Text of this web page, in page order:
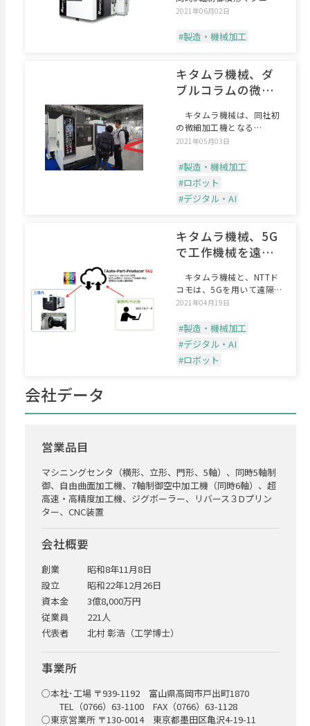
グセンタの新製品「SU
2021年06月02日
#製造・機械加工
キタムラ機械、ダ
ブルコラムの微細
キタムラ機械は、同社初
の微細加工機となる
「Mycenter-SUPER
2021年05月03日
#製造・機械加工
#ロボット
#デジタル・AI
キタムラ機械、5G
で工作機械を遠隔
キタムラ機械と、NTTド
コモは、5Gを用いて遠隔か
ら工作機械の自動運転
2021年04月19日
#製造・機械加工
#デジタル・AI
#ロボット
会社データ
営業品目
マシニングセンタ（横形、立形、門形、5軸）、同時5軸制
御、自由曲面加工機、7軸制御空中加工機（同時6軸）、超
高速・高精度加工機、ジグボーラー、リバース３Dプリン
ター、CNC装置
会社概要
創業
昭和8年11月8日
設立
昭和22年12月26日
資本金
3億8,000万円
従業員
221人
代表者
北村 彰浩（工学博士）
事業所
○本社･工場 〒939-1192 富山県高岡市戸出町1870
TEL（0766）63-1100 FAX（0766）63-1128
○東京営業所 〒130-0014 東京都墨田区亀沢4-19-11